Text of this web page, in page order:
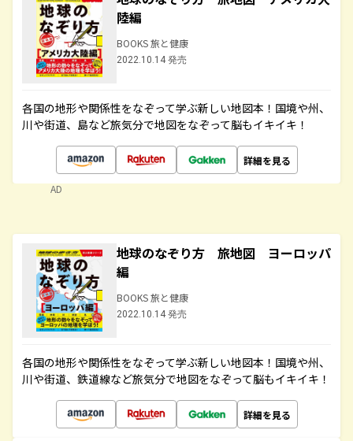
陸編
BOOKS 旅と健康
2022.10.14 発売
各国の地形や関係性をなぞって学ぶ新しい地図本！国境や州、
川や街道、島など旅気分で地図をなぞって脳もイキイキ！
詳細を見る
AD
地球のなぞり方 旅地図 ヨーロッパ
編
BOOKS 旅と健康
2022.10.14 発売
各国の地形や関係性をなぞって学ぶ新しい地図本！国境や州、
川や街道、鉄道線など旅気分で地図をなぞって脳もイキイキ！
詳細を見る